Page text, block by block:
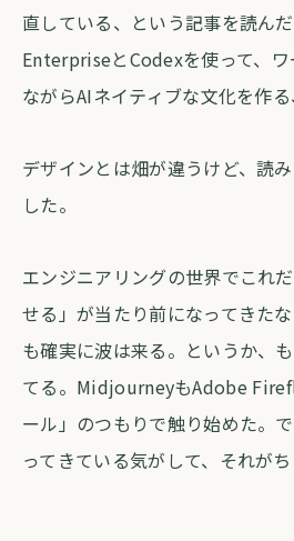
直している、という記事を読ん
EnterpriseとCodexを使って、
ながらAIネイティブな文化を作る
デザインとは畑が違うけど、読
した。
エンジニアリングの世界でこれ
せる」が当たり前になってきた
も確実に波は来る。というか、
てる。MidjourneyもAdobe
ール」のつもりで触り始めた。
ってきている気がして、それがち